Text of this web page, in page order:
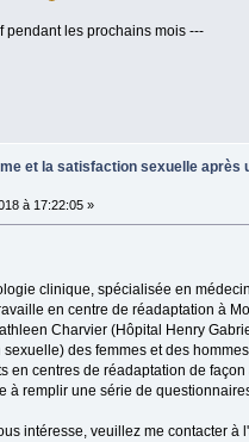
pendant les prochains mois ---
et la satisfaction sexuelle après
à 17:22:05 »
clinique, spécialisée en
en centre de réadaptation à
Charvier (Hôpital Henry
des femmes et des
en centres de réadaptation de
à remplir une série de
intéresse, veuillez me contacter